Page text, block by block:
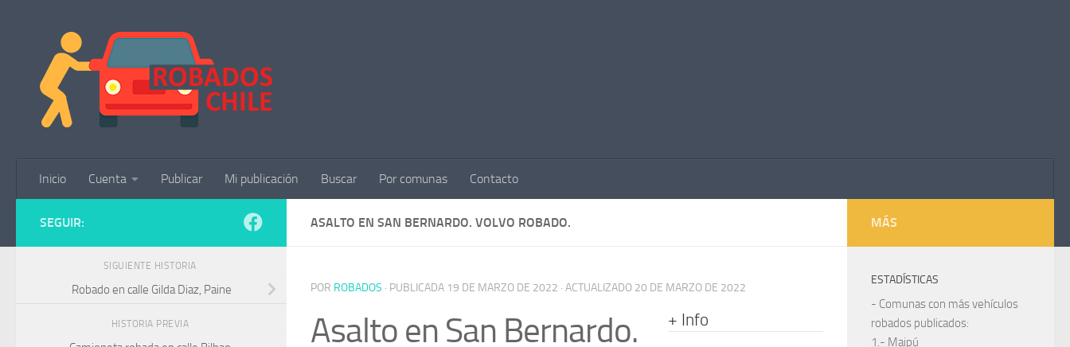
Inicio Cuenta Publicar Mi publicación Buscar Por comunas Contacto
ASALTO EN SAN BERNARDO. VOLVO ROBADO.
POR ROBADOS · PUBLICADA 19 DE MARZO DE 2022 · ACTUALIZADO 20 DE MARZO DE 2022
Asalto en San Bernardo.
+ Info
SEGUIR:
SIGUIENTE HISTORIA
Robado en calle Gilda Diaz, Paine
HISTORIA PREVIA
MÁS
ESTADÍSTICAS
- Comunas con más vehículos
robados publicados:
1.- Maipú